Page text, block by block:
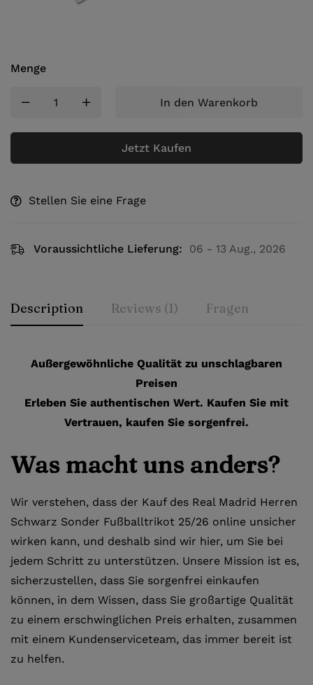
Menge
In den Warenkorb
Jetzt Kaufen
Stellen Sie eine Frage
Voraussichtliche Lieferung: 06 - 13 Aug., 2026
Description Reviews (1) Fragen
Außergewöhnliche Qualität zu unschlagbaren
Preisen
Erleben Sie authentischen Wert. Kaufen Sie mit
Vertrauen, kaufen Sie sorgenfrei.
Was macht uns anders?
Wir verstehen, dass der Kauf des Real Madrid Herren
Schwarz Sonder Fußballtrikot 25/26 online unsicher
wirken kann, und deshalb sind wir hier, um Sie bei
jedem Schritt zu unterstützen. Unsere Mission ist es,
sicherzustellen, dass Sie sorgenfrei einkaufen
können, in dem Wissen, dass Sie großartige Qualität
zu einem erschwinglichen Preis erhalten, zusammen
mit einem Kundenserviceteam, das immer bereit ist
zu helfen.